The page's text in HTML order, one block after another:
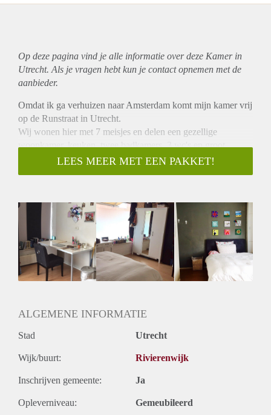
Op deze pagina vind je alle informatie over deze Kamer in
Utrecht. Als je vragen hebt kun je contact opnemen met de
aanbieder.
Omdat ik ga verhuizen naar Amsterdam komt mijn kamer vrij
op de Runstraat in Utrecht.
Wij wonen hier met 7 meisjes en delen een gezellige
woonkamer, keuken, twee badkamers, 3 wc's en groot
dakterras met elkaar. De kamer waar het om gaat is ongeveer
18 vierkante meter en de huur bedraagt 435 euro incl. g/w/l
stuur dan een bericht
Liefs, Charlotte
LEES MEER MET EEN PAKKET!
ALGEMENE INFORMATIE
Stad Utrecht
Wijk/buurt: Rivierenwijk
Inschrijven gemeente: Ja
Opleverniveau: Gemeubileerd